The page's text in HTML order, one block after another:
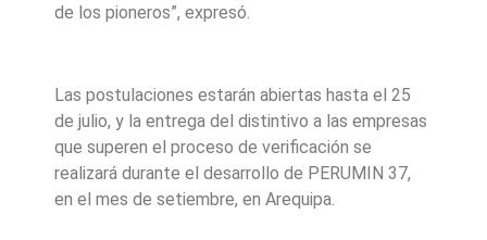
de los pioneros”, expresó.
Las postulaciones estarán abiertas hasta el 25
de julio, y la entrega del distintivo a las empresas
que superen el proceso de verificación se
realizará durante el desarrollo de PERUMIN 37,
en el mes de setiembre, en Arequipa.